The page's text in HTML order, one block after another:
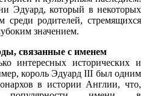
Эдуард, который в некоторых
среди родителей, стремящихся
значением.
связанные с именем
интересных исторических и
король Эдуард III был одним
в истории Англии, что,